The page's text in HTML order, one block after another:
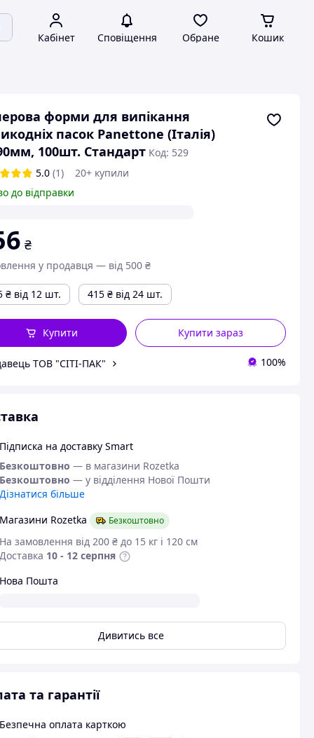
Кабінет Сповіщення Обране Кошик
форми для випікання
пасок Panettone (Італія)
100шт. Стандарт Код: 529
5.0 (1)
20+ купили
до відправки
₴
у продавця — від 500 ₴
₴ від 12 шт. 415 ₴ від 24 шт.
Купити зараз
Купити
ТОВ "СІТІ-ПАК" 100%
Підписка на доставку Smart
Безкоштовно — в магазини Rozetka
Безкоштовно — у відділення Нової Пошти
Дізнатися більше
Магазини Rozetka
Безкоштовно
На замовлення від 200 ₴ до 15 кг і 120 см
Доставка 10 - 12 серпня
Нова Пошта
Дивитись все
та гарантії
Безпечна оплата карткою